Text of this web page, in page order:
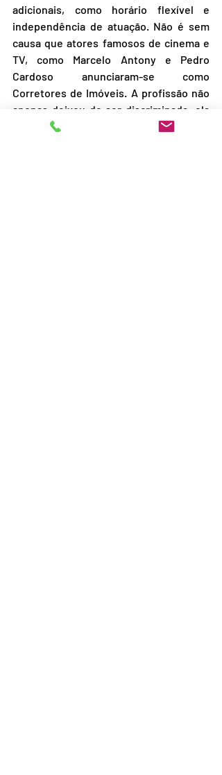
adicionais, como horário flexível e
independência de atuação. Não é sem
causa que atores famosos de cinema e
TV, como Marcelo Antony e Pedro
Cardoso anunciaram-se como
Corretores de Imóveis. A profissão não
apenas deixou de ser discriminada, ela
passou a ser uma das três mais